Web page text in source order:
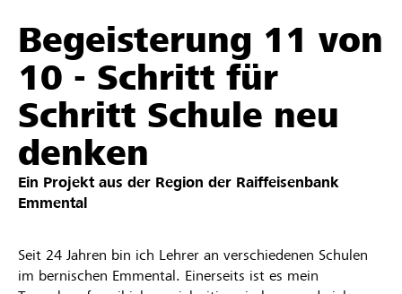
Anmelden
Registrieren
DE FR IT
Begeisterung 11 von
10 - Schritt für
Schritt Schule neu
denken
Ein Projekt aus der Region der Raiffeisenbank
Emmental
Seit 24 Jahren bin ich Lehrer an verschiedenen Schulen
im bernischen Emmental. Einerseits ist es mein